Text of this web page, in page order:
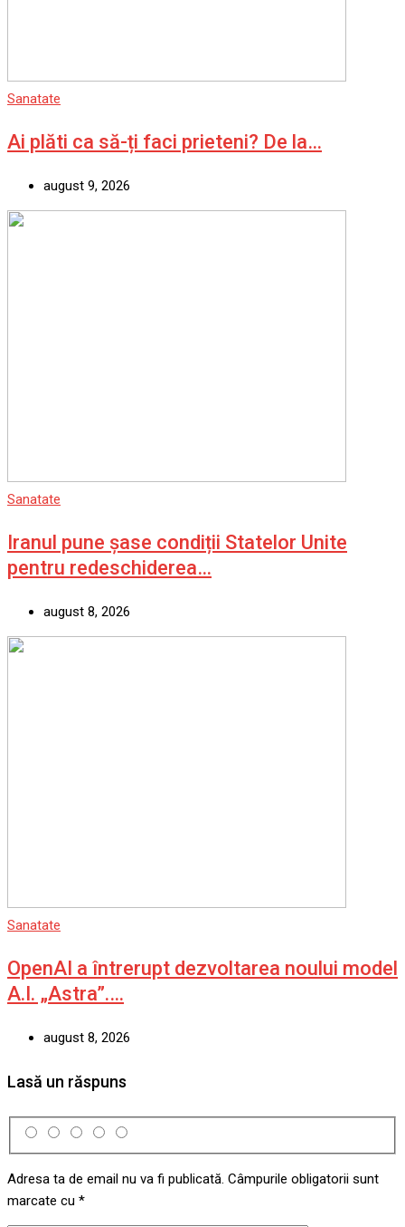
Sanatate
Ai plăti ca să-ți faci prieteni? De la…
august 9, 2026
Sanatate
Iranul pune șase condiții Statelor Unite
pentru redeschiderea…
august 8, 2026
Sanatate
OpenAI a întrerupt dezvoltarea noului model
A.I. „Astra”.…
august 8, 2026
Lasă un răspuns
Adresa ta de email nu va fi publicată. Câmpurile obligatorii sunt
marcate cu *